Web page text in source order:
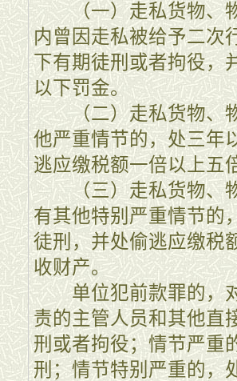
（一）走私货物、物
内曾因走私被给予二次
下有期徒刑或者拘役，
以下罚金。
（二）走私货物、物
他严重情节的，处三年
逃应缴税额一倍以上五
（三）走私货物、物
有其他特别严重情节的
徒刑，并处偷逃应缴税
收财产。
单位犯前款罪的，对
责的主管人员和其他直
刑或者拘役；情节严重
刑；情节特别严重的，